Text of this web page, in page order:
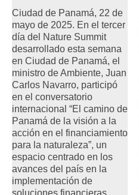
Ciudad de Panamá, 22 de
mayo de 2025. En el tercer
día del Nature Summit
desarrollado esta semana
en Ciudad de Panamá, el
ministro de Ambiente, Juan
Carlos Navarro, participó
en el conversatorio
internacional “El camino de
Panamá de la visión a la
acción en el financiamiento
para la naturaleza”, un
espacio centrado en los
avances del país en la
implementación de